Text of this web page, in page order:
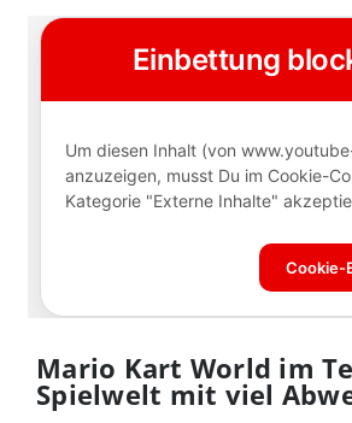
Mario Kart World im
Spielwelt mit viel